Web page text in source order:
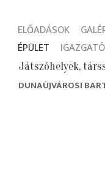
ELŐADÁSOK
ÉPÜLET
Játszóhelyek,
DUNAÚJVÁROSI